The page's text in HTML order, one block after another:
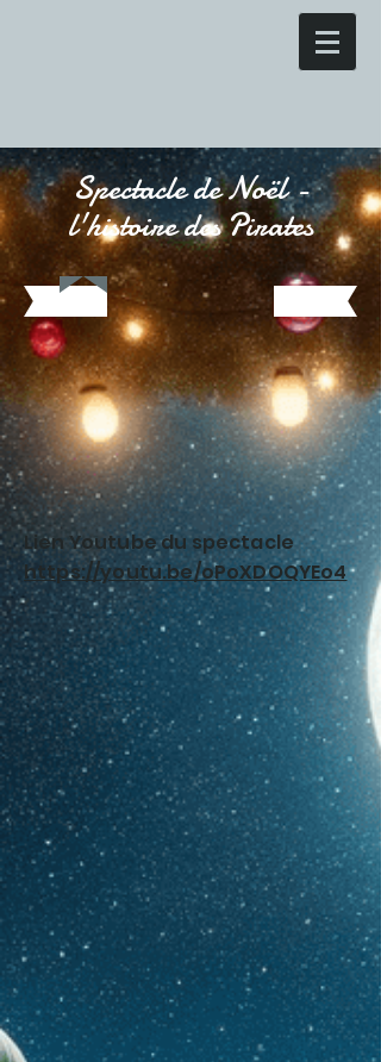
Spectacle de Noël -
l'histoire des Pirates
Lien Youtube du spectacle
https://youtu.be/oPoXDOQYEo4